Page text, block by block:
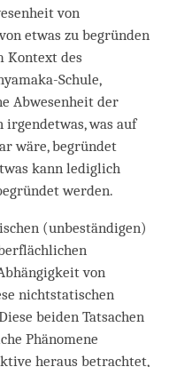
von
etwas zu begründen
Kontext des
Schule,
Abwesenheit der
irgendetwas, was auf
wäre, begründet
kann lediglich
werden.
(unbeständigen)
von
nichtstatischen
beiden Tatsachen
Phänomene
heraus betrachtet,